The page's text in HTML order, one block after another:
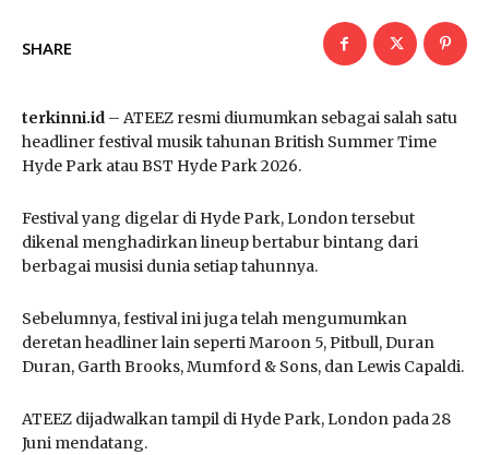
SHARE
terkinni.id – ATEEZ resmi diumumkan sebagai salah satu
headliner festival musik tahunan British Summer Time
Hyde Park atau BST Hyde Park 2026.
Festival yang digelar di Hyde Park, London tersebut
dikenal menghadirkan lineup bertabur bintang dari
berbagai musisi dunia setiap tahunnya.
Sebelumnya, festival ini juga telah mengumumkan
deretan headliner lain seperti Maroon 5, Pitbull, Duran
Duran, Garth Brooks, Mumford & Sons, dan Lewis Capaldi.
ATEEZ dijadwalkan tampil di Hyde Park, London pada 28
Juni mendatang.